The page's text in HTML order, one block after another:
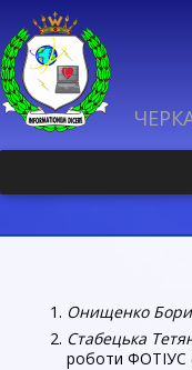
Онищенко
Стабецька
роботи ФОТІУС